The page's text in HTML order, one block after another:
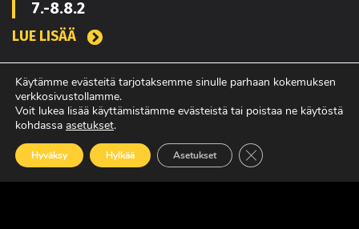
7.-8.8.2
LUE LISÄÄ
TOUKO KAAKKO VAHVISTAMAAN MATEKON
MYYNTIÄ PIRKANMAALLA
LUE LISÄÄ
Käytämme evästeitä tarjotaksemme sinulle parhaan kokemuksen
verkkosivustollamme.
Voit lukea lisää käyttämistämme evästeistä tai poistaa ne käytöstä
kohdassa asetukset.
Hyväksy Hylkää Asetukset Sulje evästebanneri